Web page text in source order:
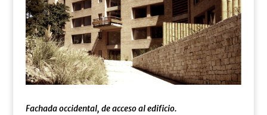
Fachada occidental, de acceso al edificio.